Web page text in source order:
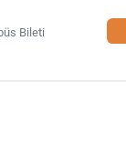
Bileti